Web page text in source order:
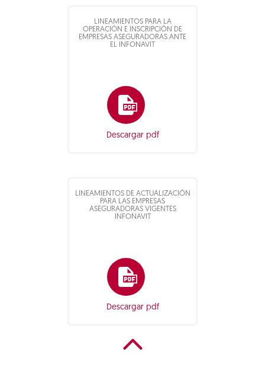
LINEAMIENTOS PARA LA
OPERACIÓN E INSCRIPCIÓN DE
EMPRESAS ASEGURADORAS ANTE
EL INFONAVIT
Descargar pdf
LINEAMIENTOS DE ACTUALIZACIÓN
PARA LAS EMPRESAS
ASEGURADORAS VIGENTES
INFONAVIT
Descargar pdf